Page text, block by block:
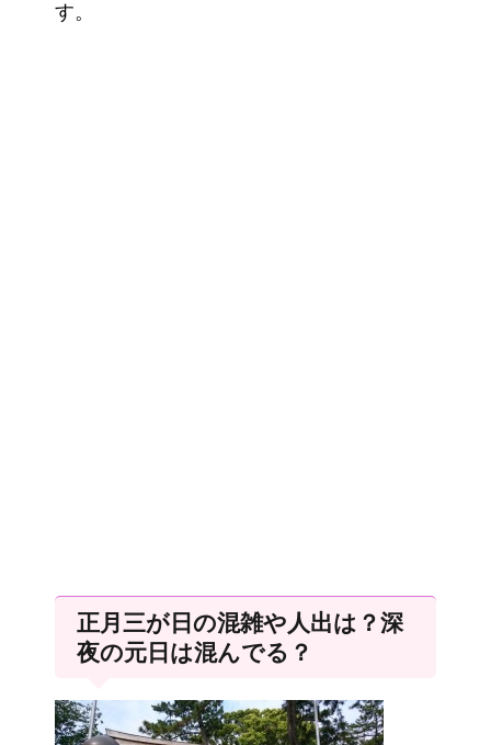
す。
正月三が日の混雑や人出は？深
夜の元日は混んでる？